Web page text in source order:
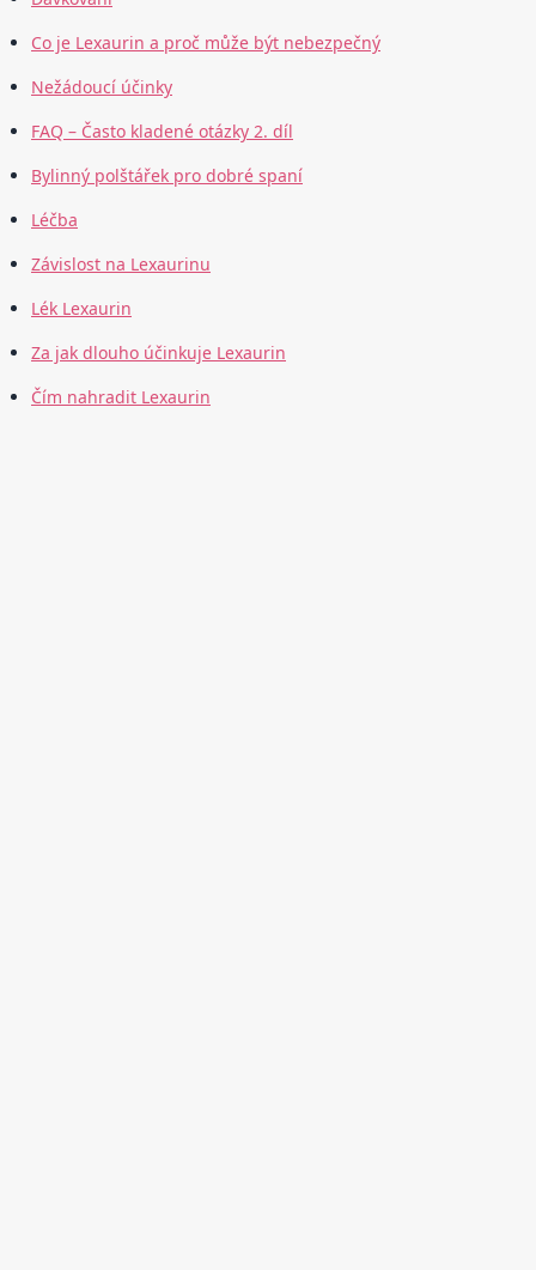
Co je Lexaurin a proč může být nebezpečný
Nežádoucí účinky
FAQ – Často kladené otázky 2. díl
Bylinný polštářek pro dobré spaní
Léčba
Závislost na Lexaurinu
Lék Lexaurin
Za jak dlouho účinkuje Lexaurin
Čím nahradit Lexaurin